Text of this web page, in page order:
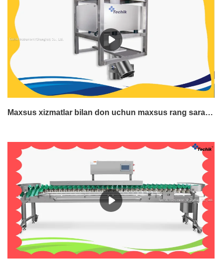
Maxsus xizmatlar bilan don uchun maxsus rang saralovchi Ishlab chiqaruvchi | Techik Instrument (Shanghai) Co., Ltd.